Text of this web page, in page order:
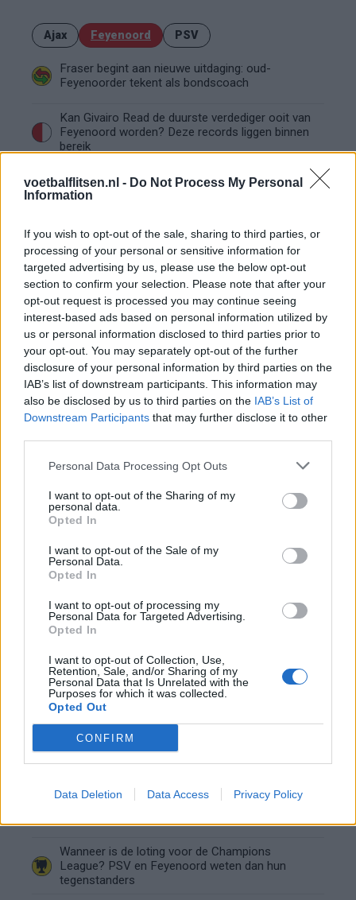
voetbalflitsen.nl - Do Not Process My Personal
Information
If you wish to opt-out of the sale, sharing to third parties, or
processing of your personal or sensitive information for
targeted advertising by us, please use the below opt-out
section to confirm your selection. Please note that after your
opt-out request is processed you may continue seeing
interest-based ads based on personal information utilized by
us or personal information disclosed to third parties prior to
your opt-out. You may separately opt-out of the further
disclosure of your personal information by third parties on the
IAB’s list of downstream participants. This information may
also be disclosed by us to third parties on the IAB’s List of
Downstream Participants that may further disclose it to other
Personal Data Processing Opt Outs
I want to opt-out of the Sharing of my
personal data.
Opted In
I want to opt-out of the Sale of my
Personal Data.
Opted In
I want to opt-out of processing my
Personal Data for Targeted Advertising.
Opted In
I want to opt-out of Collection, Use,
Retention, Sale, and/or Sharing of my
Personal Data that Is Unrelated with the
Purposes for which it was collected.
Opted Out
CONFIRM
Data Deletion Data Access Privacy Policy
Ajax Feyenoord PSV
Fraser begint aan nieuwe uitdaging: oud-
Feyenoorder tekent als bondscoach
Kan Givairo Read de duurste verdediger ooit van
Feyenoord worden? Deze records liggen binnen
bereik
Van Bronckhorst voert druk op: Feyenoord wil op
deze twee posities nog versterken
Feyenoord incasseert miljoenen: transfer Leo
Sauer naar Stuttgart bijna rond
Feyenoord zet deur open voor miljoenen: Ueda
en Hadj Moussa mogen vertrekken
Feyenoord sluit voorbereiding bijna af: dit staat
er nog op het programma
Shaqueel van Persie ontkracht geruchten over
keuze voor Marokko
Brengt Sporting Portugal Feyenoord in de
Van droomtransfer tot contractontbinding: het
'Hij is weer gewoon mijn vader': Shaqueel
Lille geeft niet op na afwijzing: komt er nieuw
Been blikt terug op historische afstraffing: "Die
schaamte voel ik nog altijd"
Calvin Stengs opnieuw vader: bijzonder nieuws in
onzekere transferzomer
Zoë Livay raakt draad kwijt tijdens open dag
Wanneer is de loting voor de Champions
League? PSV en Feyenoord weten dan hun
tegenstanders